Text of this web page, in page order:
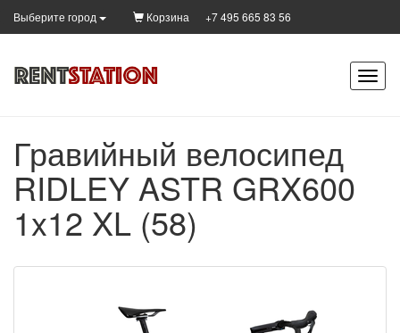
Выберите город Корзина +7 495 665 83 56
Гравийный велосипед
RIDLEY ASTR GRX600
1x12 XL (58)